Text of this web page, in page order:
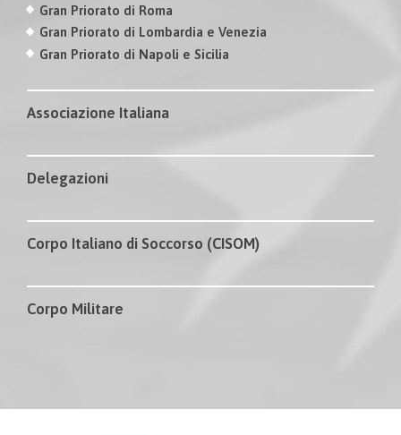
Gran Priorato di Roma
Gran Priorato di Lombardia e Venezia
Gran Priorato di Napoli e Sicilia
Associazione Italiana
Delegazioni
Corpo Italiano di Soccorso (CISOM)
Corpo Militare